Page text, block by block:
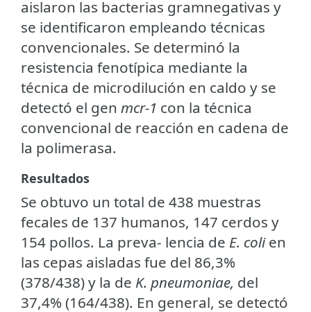
aislaron las bacterias gramnegativas y
se identificaron empleando técnicas
convencionales. Se determinó la
resistencia fenotípica mediante la
técnica de microdilución en caldo y se
detectó el gen mcr-1 con la técnica
convencional de reacción en cadena de
la polimerasa.
Resultados
Se obtuvo un total de 438 muestras
fecales de 137 humanos, 147 cerdos y
154 pollos. La preva- lencia de E. colien
las cepas aisladas fue del 86,3%
(378/438) y la de K. pneumoniae, del
37,4% (164/438). En general, se detectó